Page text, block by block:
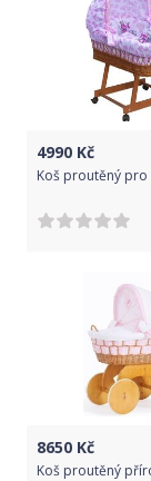
4990 Kč
8650 Kč